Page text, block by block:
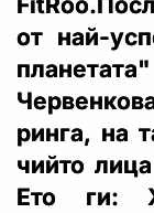
от най-
ринга, на
чийто
Ето ги: